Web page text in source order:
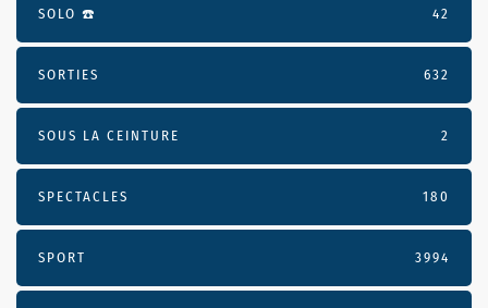
SOLO ☎️ 42
SORTIES 632
SOUS LA CEINTURE 2
SPECTACLES 180
SPORT 3994